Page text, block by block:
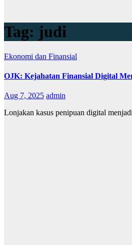
Tag: judi
Ekonomi dan Finansial
OJK: Kejahatan Finansial Digital
Aug 7, 2025 admin
Lonjakan kasus penipuan digital